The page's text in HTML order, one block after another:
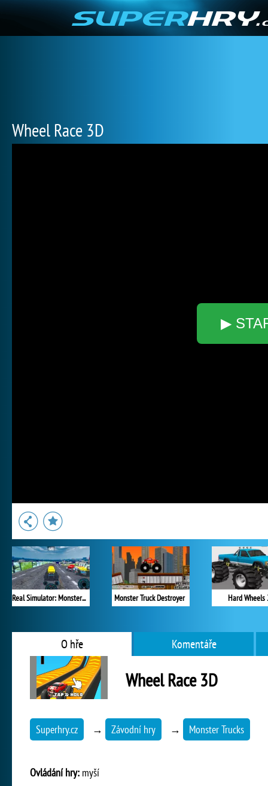
Wheel Race 3D
▶
Real Simulator: Monster Truck Monster Truck Destroyer Hard Wheels
O hře Komentáře
Wheel Race 3D
Superhry.cz → Závodní hry → Monster Trucks
Ovládání hry: myší